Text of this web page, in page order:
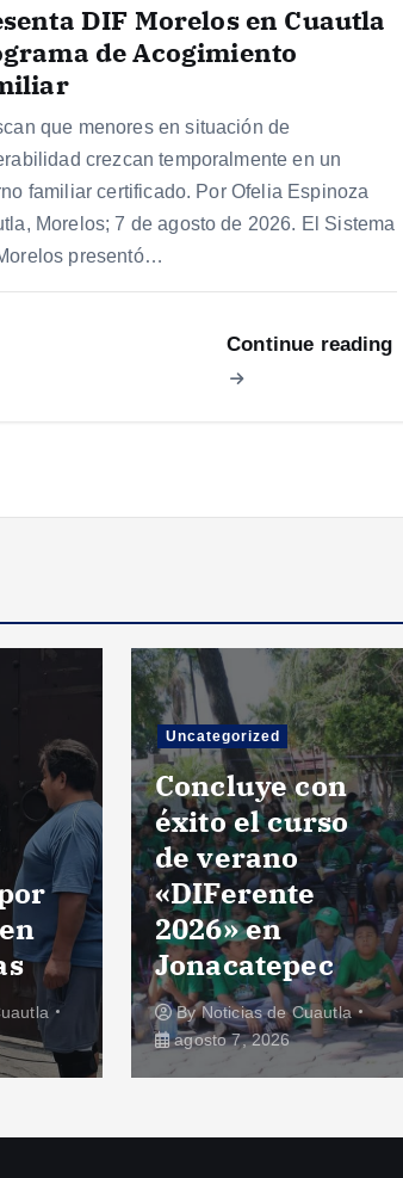
DIF Morelos en Cuautla
de Acogimiento
que menores en situación de
crezcan temporalmente en un
familiar certificado. Por Ofelia Espinoza
Morelos; 7 de agosto de 2026. El Sistema
presentó…
Continue reading
Uncategorized
Concluye con
éxito el curso
de verano
«DIFerente
2026» en
Jonacatepec
ByNoticias de Cuautla
agosto 7, 2026